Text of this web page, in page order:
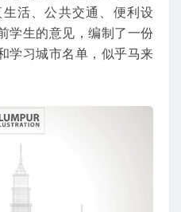
活、公共交通、便利设
学生的意见，编制了一份
学习城市名单，似乎马来